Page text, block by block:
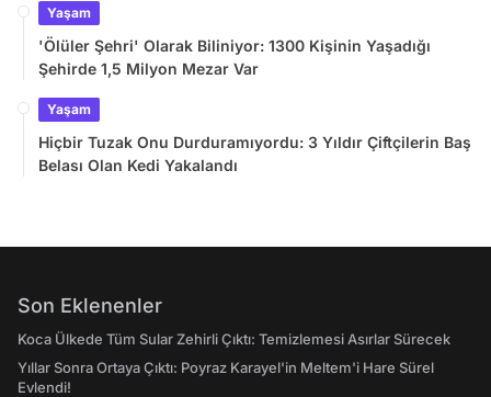
Yaşam
'Ölüler Şehri' Olarak Biliniyor: 1300 Kişinin Yaşadığı
Şehirde 1,5 Milyon Mezar Var
Yaşam
Hiçbir Tuzak Onu Durduramıyordu: 3 Yıldır Çiftçilerin Baş
Belası Olan Kedi Yakalandı
Son Eklenenler
Koca Ülkede Tüm Sular Zehirli Çıktı: Temizlemesi Asırlar Sürecek
Yıllar Sonra Ortaya Çıktı: Poyraz Karayel'in Meltem'i Hare Sürel
Evlendi!